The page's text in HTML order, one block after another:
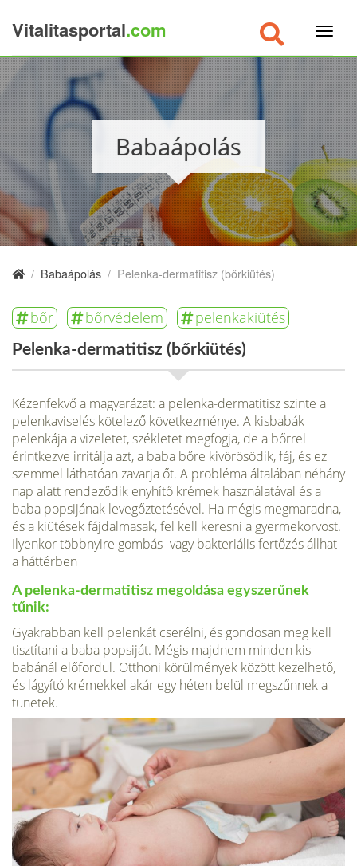
Vitalitasportal.com
Babaápolás
/ Babaápolás / Pelenka-dermatitisz (bőrkiütés)
bőr bőrvédelem pelenkakiütés
Pelenka-dermatitisz (bőrkiütés)
Kézenfekvő a magyarázat: a pelenka-dermati­tisz szinte a
pelenkaviselés kötelező következ­ménye. A kisbabák
pelenkája a vizeletet, szék­letet megfogja, de a bőrrel
érintkezve irritálja azt, a baba bőre kivörösödik, fáj, és ez
szemmel láthatóan zavarja őt. A probléma általában néhány
nap alatt rendeződik enyhítő krémek használatával és a
baba popsijának levegőztetésével. Ha mégis megmaradna,
és a kiütések fájdalma­sak, fel kell keresni a gyermekorvost.
Ilyenkor többnyire gombás- vagy bakteriális fertőzés áll­hat
a háttérben
A pelenka-dermatitisz megoldása egysze­rűnek
tűnik:
Gyakrabban kell pelenkát cserélni, és gondosan meg kell
tisztítani a baba popsiját. Mégis majdnem minden kis­
babánál előfordul. Otthoni körülmények között kezelhető,
és lágyító krémekkel akár egy héten belül megszűnnek a
tünetek.
×